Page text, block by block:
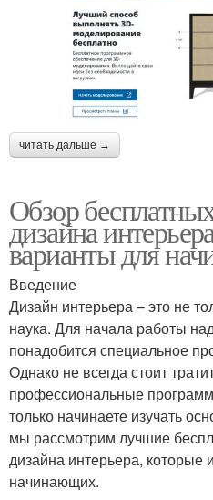
читать дальше →
Обзор
дизайна
варианты для
Введение
Дизайн интерьера – это не
наука. Для начала работы
понадобится специальное
Однако не всегда стоит
профессиональные
только начинаете изучать
мы рассмотрим лучшие
дизайна интерьера, которые
начинающих.